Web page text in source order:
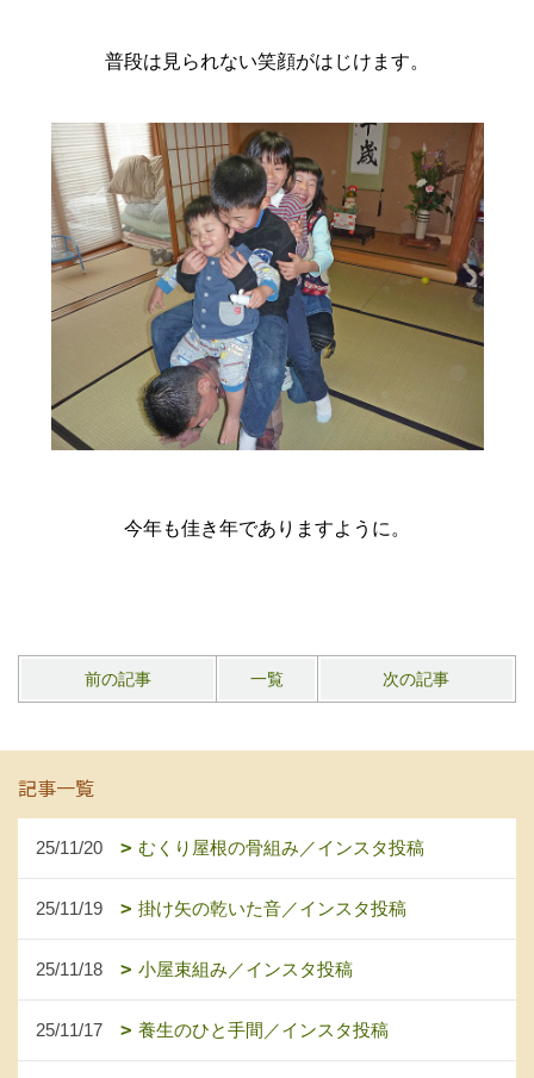
普段は見られない笑顔がはじけます。
今年も佳き年でありますように。
前の記事 一覧 次の記事
記事一覧
25/11/20 むくり屋根の骨組み／インスタ投稿
25/11/19 掛け矢の乾いた音／インスタ投稿
25/11/18 小屋束組み／インスタ投稿
25/11/17 養生のひと手間／インスタ投稿